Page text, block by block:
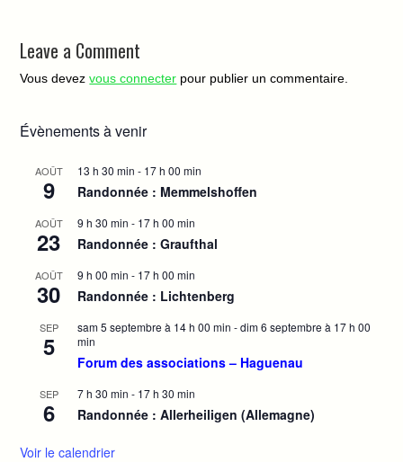
Leave a Comment
Vous devezvous connecter pour publier un commentaire.
Évènements à venir
AOÛT
9
13 h 30 min - 17 h 00 min
Randonnée : Memmelshoffen
AOÛT
23
9 h 30 min - 17 h 00 min
Randonnée : Graufthal
AOÛT
30
9 h 00 min - 17 h 00 min
Randonnée : Lichtenberg
SEP
5
sam 5 septembre à 14 h 00 min -dim 6 septembre à 17 h 00
min
Forum des associations – Haguenau
SEP
6
7 h 30 min - 17 h 30 min
Randonnée : Allerheiligen (Allemagne)
Voir le calendrier